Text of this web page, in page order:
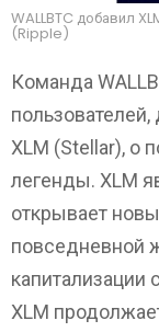
WALLBTC добавил
(Ripple)
Команда
XLM (Stellar), о
легенды. XLM
открывает
повседневной
XLM